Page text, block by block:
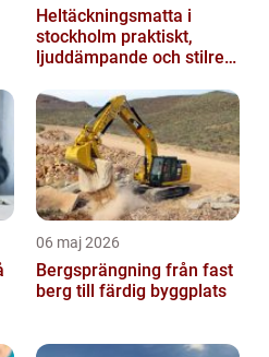
Heltäckningsmatta i
stockholm praktiskt,
ljuddämpande och stilrent
06 maj 2026
Bergsprängning från fast
berg till färdig byggplats